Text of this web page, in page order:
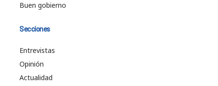
Buen gobierno
Secciones
Entrevistas
Opinión
Actualidad